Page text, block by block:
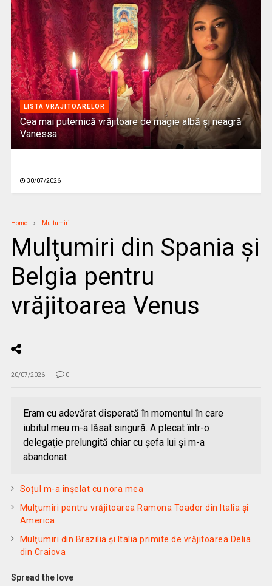
LISTA VRAJITOARELOR
Cea mai puternică vrăjitoare de magie albă și neagră
Vanessa
30/07/2026
Home Multumiri
Mulţumiri din Spania și
Belgia pentru
vrăjitoarea Venus
20/07/2026 0
Eram cu adevărat disperată în momentul în care
iubitul meu m-a lăsat singură. A plecat într-o
delegaţie prelungită chiar cu şefa lui şi m-a
abandonat
Soțul m-a înșelat cu nora mea
Mulţumiri pentru vrăjitoarea Ramona Toader din Italia și
America
Mulţumiri din Brazilia și Italia primite de vrăjitoarea Delia
din Craiova
Spread the love